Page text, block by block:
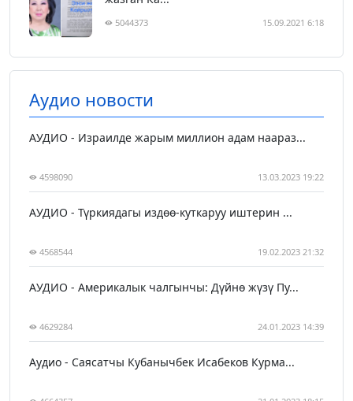
5044373 15.09.2021 6:18
Аудио новости
АУДИО - Израилде жарым миллион адам наараз...
4598090 13.03.2023 19:22
АУДИО - Түркиядагы издөө-куткаруу иштерин ...
4568544 19.02.2023 21:32
АУДИО - Америкалык чалгынчы: Дүйнө жүзү Пу...
4629284 24.01.2023 14:39
Аудио - Саясатчы Кубанычбек Исабеков Курма...